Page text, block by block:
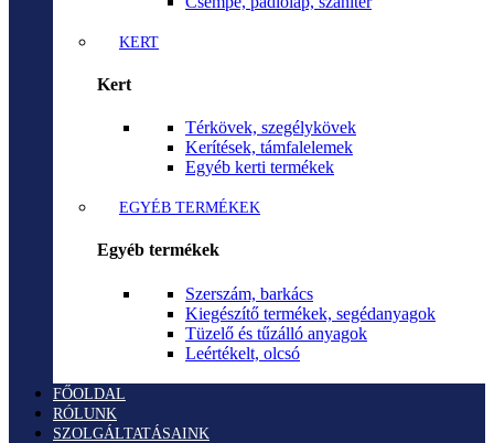
KERT
Kert
Térkövek, szegélykövek
Kerítések, támfalelemek
Egyéb kerti termékek
EGYÉB TERMÉKEK
Egyéb termékek
Szerszám, barkács
Kiegészítő termékek, segédanyagok
Tüzelő és tűzálló anyagok
Leértékelt, olcsó
FŐOLDAL
RÓLUNK
SZOLGÁLTATÁSAINK